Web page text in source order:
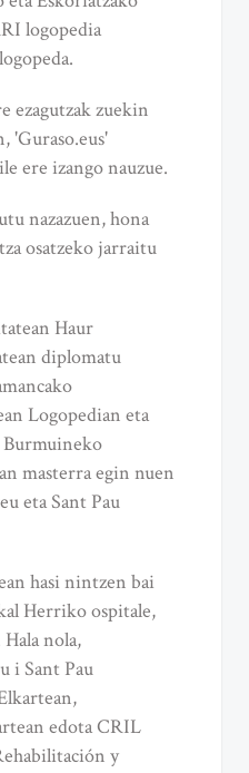
logopedia
ezagutzak zuekin
'Guraso.eus'
ere izango nauzue.
nazazuen, hona
osatzeko jarraitu
Haur
diplomatu
Logopedian eta
masterra egin nuen
eta Sant Pau
hasi nintzen bai
Herriko ospitale,
nola,
i Sant Pau
edota CRIL
y